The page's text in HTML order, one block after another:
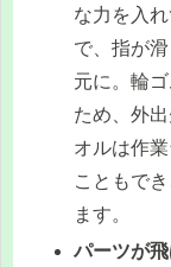
な力を入
で、指が
元に。輪
ため、外
オルは作
こともで
ます。
パーツが